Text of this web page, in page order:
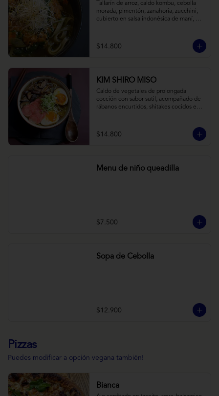
Tallarín de arroz, caldo kombu, cebolla
morada, pimentón, zanahoria, zucchini,
cubierto en salsa indonésica de maní,
$14.800
KIM SHIRO MISO
Caldo de vegetales de prolongada
cocción con sabor sutil, acompañado de
rábanos encurtidos, shitakes cocidos en
vegana) y los infaltables fideos de ramen.
$14.800
Menu de niño queadilla
$7.500
Sopa de Cebolla
$12.900
Pizzas
Puedes modificar a opción vegana también!
Bianca